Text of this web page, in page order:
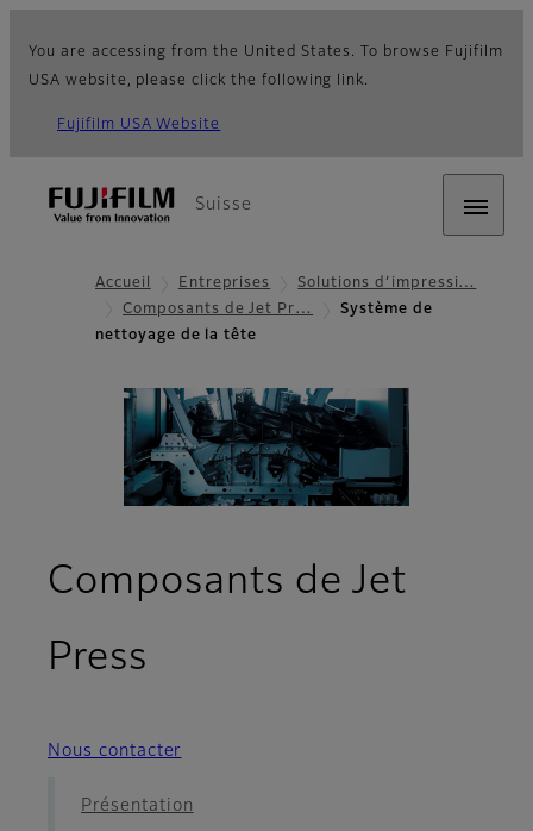
You are accessing from the United States. To browse Fujifilm
USA website, please click the following link.
Fujifilm USA Website
Suisse
Accueil Entreprises
Solutions d’impressi…
Composants de Jet Pr…
Système de
nettoyage de la tête
Composants de Jet
Press
Nous contacter
Présentation